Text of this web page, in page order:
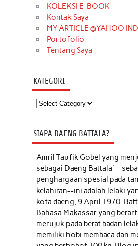
KOLEKSI E-BOOK
Kontak Saya
MY ARTICLE @YAHOO
Portofolio
Tentang Saya
KATEGORI
Kategori
SIAPA DAENG BATTALA?
Amril Taufik Gobel yang
sebagai Daeng Battala'--
penghargaan spesial pada
kelahiran--ini adalah lelaki
kota daeng, 9 April 1970.
Bahasa Makassar yang
merujuk pada berat badan
memiliki hobi membaca dan